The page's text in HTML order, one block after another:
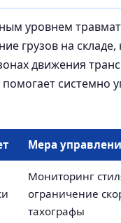
уровнем
грузов на складе,
движения
помогает системно
Мера
Мониторинг
ограничение
тахографы